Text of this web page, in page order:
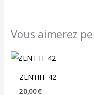
Vous aimerez
ZEN’HIT 42
20,00€